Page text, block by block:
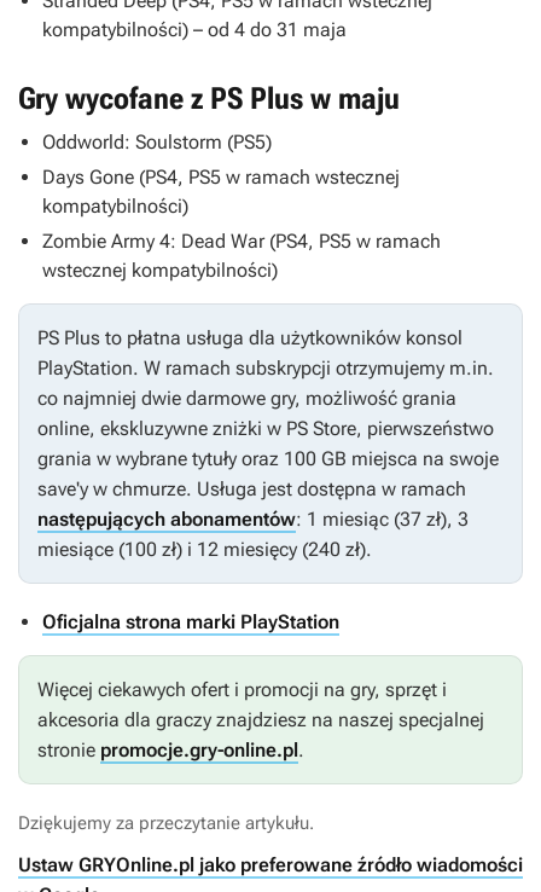
kompatybilności) – od 4 do 31 maja
Gry wycofane z PS Plus w maju
Oddworld: Soulstorm (PS5)
Days Gone (PS4, PS5 w ramach wstecznej
kompatybilności)
Zombie Army 4: Dead War(PS4, PS5 w ramach
wstecznej kompatybilności)
PS Plus to płatna usługa dla użytkowników konsol
PlayStation. W ramach subskrypcji otrzymujemy m.in.
co najmniej dwie darmowe gry, możliwość grania
online, ekskluzywne zniżki w PS Store, pierwszeństwo
grania w wybrane tytuły oraz 100 GB miejsca na swoje
save'y w chmurze. Usługa jest dostępna w ramach
następujących abonamentów: 1 miesiąc (37 zł), 3
miesiące (100 zł) i 12 miesięcy (240 zł).
Oficjalna strona marki PlayStation
Więcej ciekawych ofert i promocji na gry, sprzęt i
akcesoria dla graczy znajdziesz na naszej specjalnej
stronie promocje.gry-online.pl.
Dziękujemy za przeczytanie artykułu.
Ustaw GRYOnline.pl jako preferowane źródło wiadomości